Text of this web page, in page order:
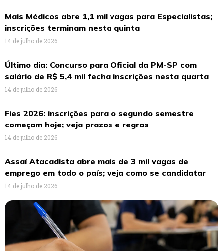
Mais Médicos abre 1,1 mil vagas para Especialistas;
inscrições terminam nesta quinta
14 de julho de 2026
Último dia: Concurso para Oficial da PM-SP com
salário de R$ 5,4 mil fecha inscrições nesta quarta
14 de julho de 2026
Fies 2026: inscrições para o segundo semestre
começam hoje; veja prazos e regras
14 de julho de 2026
Assaí Atacadista abre mais de 3 mil vagas de
emprego em todo o país; veja como se candidatar
14 de julho de 2026